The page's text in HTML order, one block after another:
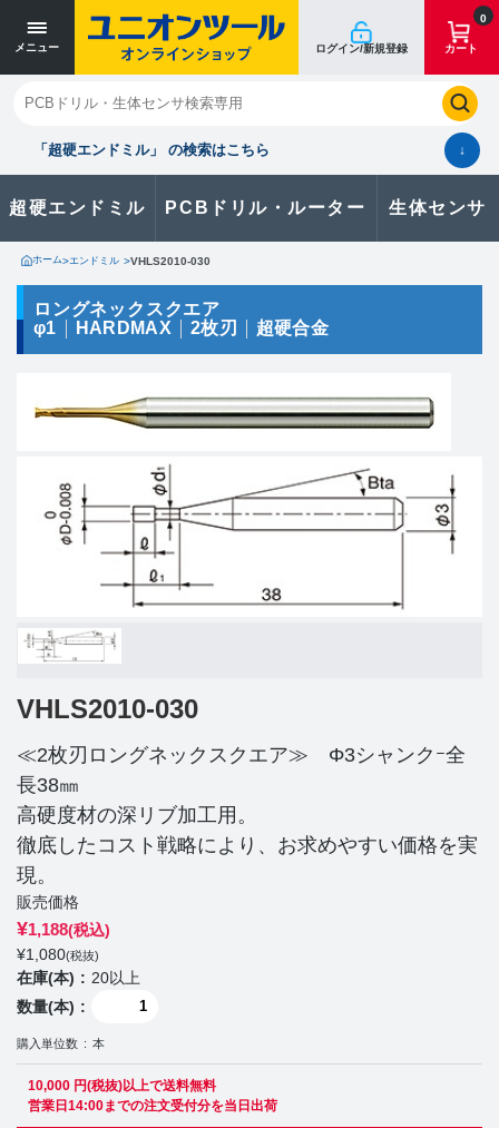
メニュー ログイン/新規登録
0
カート
「超硬エンドミル」 の検索はこちら ↓
超硬エンドミル PCBドリル・ルーター 生体センサ
閉じる
お気に入り クイックオーダー 購入履歴
製品に関するお問い合わせはこちら
お問い合わせ
カタログ一覧
ホーム>エンドミル >VHLS2010-030
ロングネックスクエア
φ1
HARDMAX 2枚刃 超硬合金
VHLS2010-030
≪2枚刃ロングネックスクエア≫ Φ3シャンクｰ全
長38㎜
高硬度材の深リブ加工用。
徹底したコスト戦略により、お求めやすい価格を実
現。
販売価格
¥1,188(税込)
¥1,080(税抜)
在庫(本)
20以上
数量(本)
購入単位数 本
10,000 円(税抜)以上で送料無料
営業日14:00までの注文受付分を当日出荷
寸法単位 [mm]
寸法単位 [mm]